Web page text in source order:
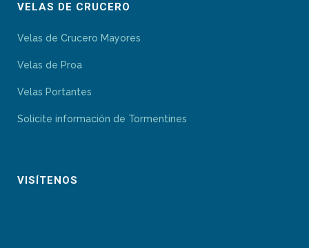
VELAS DE CRUCERO
Velas de Crucero Mayores
Velas de Proa
Velas Portantes
Solicite información de Tormentines
VISÍTENOS